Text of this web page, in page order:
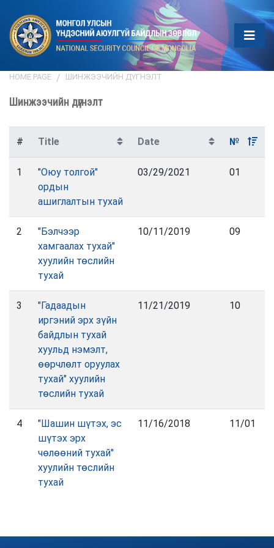
HOME PAGE ШИНЖЭЭЧИЙН ДҮГНЭЛТ
Шинжээчийн дүгнэлт
# Title Date №
1
"Оюу толгой"
ордын
ашиглалтын тухай
03/29/2021 01
2
"Бэлчээр
хамгаалах тухай"
хуулийн төслийн
тухай
10/11/2019 09
3
"Гадаадын
иргэний эрх зүйн
байдлын тухай
хуульд нэмэлт,
өөрчлөлт оруулах
тухай" хуулийн
төслийн тухай
11/21/2019 10
4
"Шашин шүтэх, эс
шүтэх эрх
чөлөөний тухай"
хуулийн төслийн
тухай
11/16/2018 11/01